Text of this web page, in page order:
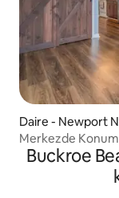
Daire - Newport
Merkezde
Buckroe